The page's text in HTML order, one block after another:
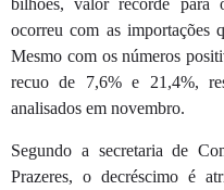
bilhões, valor recorde para
ocorreu com as importações
Mesmo com os números
recuo de 7,6% e 21,4%,
analisados em novembro.
Segundo a secretaria de
Prazeres, o decréscimo é